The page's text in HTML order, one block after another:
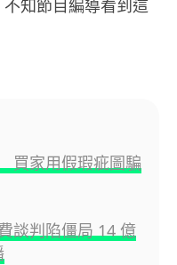
知節目編導看到這
買家用假瑕疵圖騙
談判陷僵局 14 億